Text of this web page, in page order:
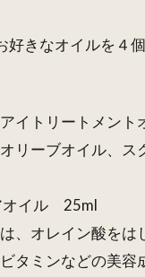
好きなオイルを４
イトリートメン
リーブオイル、ス
オイル 25ml
、オレイン酸をは
タミンなどの美容